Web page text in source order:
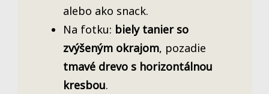
alebo ako snack.
Na fotku: biely tanier so
zvýšeným okrajom, pozadie
tmavé drevo s horizontálnou
kresbou.